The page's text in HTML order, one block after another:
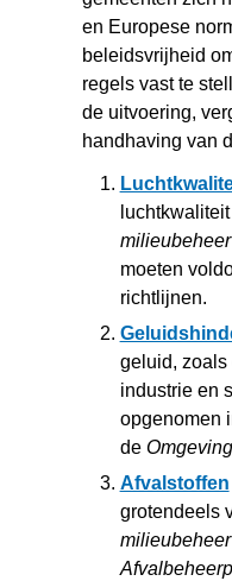
en Europese
beleidsvrijheid
regels vast te
de uitvoering,
handhaving van
milieubeheer
moeten
richtlijnen.
geluid, zoals
industrie en
opgenomen
de
Afvalstoffen
grotendeels
milieubeheer